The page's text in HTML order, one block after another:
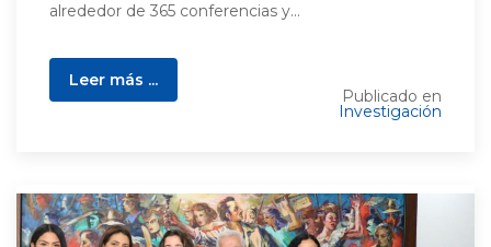
alrededor de 365 conferencias y...
Leer más ...
Publicado en
Investigación